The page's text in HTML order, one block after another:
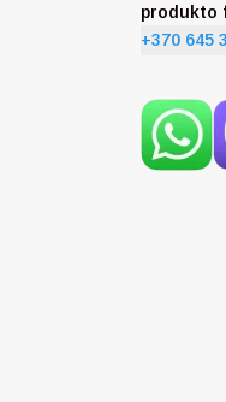
produkto
+370 645